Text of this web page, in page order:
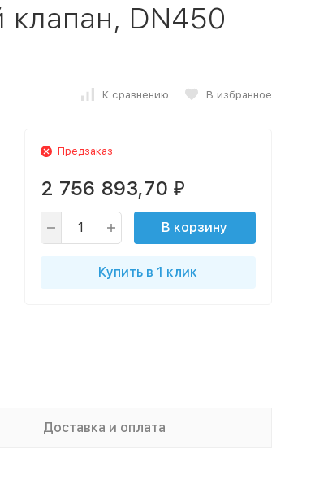
DN450
К сравнению В избранное
Предзаказ
2 756 893,70 ₽
В корзину
Купить в 1 клик
Доставка и оплата